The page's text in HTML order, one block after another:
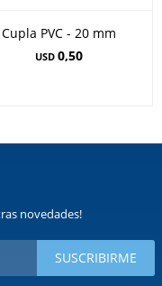
Cupla PVC - 20 mm
USD 0,50
novedades!
SUSCRIBIRME